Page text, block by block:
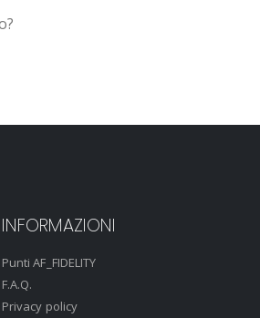
INFORMAZIONI
Punti AF_FIDELITY
F.A.Q.
Privacy policy